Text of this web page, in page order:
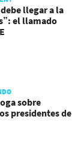
llegar a la
el llamado
sobre
presidentes de